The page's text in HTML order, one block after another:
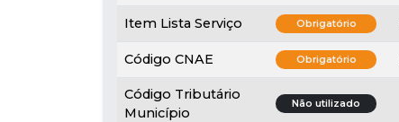
Item Lista Serviço Obrigatório
Código CNAE Obrigatório
Código Tributário
Município
Não utilizado